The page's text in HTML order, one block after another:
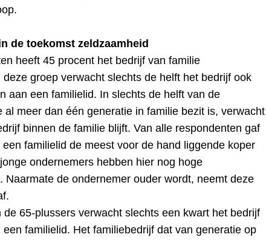
de toekomst zeldzaamheid
heeft 45 procent het bedrijf van familie
groep verwacht slechts de helft het bedrijf ook
aan een familielid. In slechts de helft van de
al meer dan één generatie in familie bezit is, verwacht
binnen de familie blijft. Van alle respondenten gaf
familielid de meest voor de hand liggende koper
ondernemers hebben hier nog hoge
Naarmate de ondernemer ouder wordt, neemt deze
de 65-plussers verwacht slechts een kwart het bedrijf
familielid. Het familiebedrijf dat van generatie op